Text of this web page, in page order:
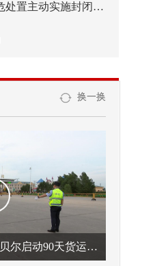
甘肃205省道抓好快速排危处置主动实施封闭管控
换一换
三方执法力量集结 呼伦贝尔启动90天货运车辆违法专项整治